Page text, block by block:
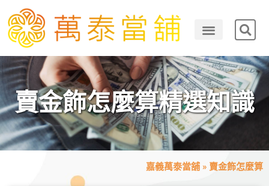
賣金飾怎麼算精選知識
嘉義萬泰當舖 » 賣金飾怎麼算